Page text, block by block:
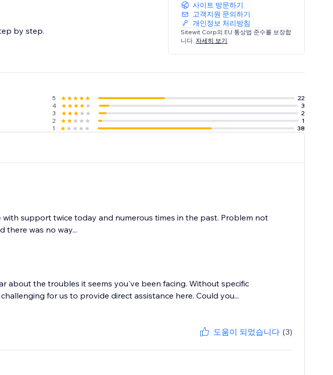
by step.
사이트 방문하기
고객지원 문의하기
개인정보 처리방침
Sitewit Corp의 EU 통상법 준수를 보장합
니다.자세히 보기
5
22
4
3
3
2
2
1
1
38
support twice today and numerous times in the past. Problem not
there was no way...
about the troubles it seems you've been facing. Without specific
for us to provide direct assistance here. Could you...
도움이 되었습니다 (3)